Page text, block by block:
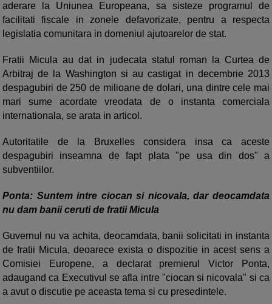
aderare la Uniunea Europeana, sa sisteze programul de
facilitati fiscale in zonele defavorizate, pentru a respecta
legislatia comunitara in domeniul ajutoarelor de stat.
Fratii Micula au dat in judecata statul roman la Curtea de
Arbitraj de la Washington si au castigat in decembrie 2013
despagubiri de 250 de milioane de dolari, una dintre cele mai
mari sume acordate vreodata de o instanta comerciala
internationala, se arata in articol.
Autoritatile de la Bruxelles considera insa ca aceste
despagubiri inseamna de fapt plata "pe usa din dos" a
subventiilor.
Ponta: Suntem intre ciocan si nicovala, dar deocamdata
nu dam banii ceruti de fratii Micula
Guvernul nu va achita, deocamdata, banii solicitati in instanta
de fratii Micula, deoarece exista o dispozitie in acest sens a
Comisiei Europene, a declarat premierul Victor Ponta,
adaugand ca Executivul se afla intre "ciocan si nicovala" si ca
a avut o discutie pe aceasta tema si cu presedintele.